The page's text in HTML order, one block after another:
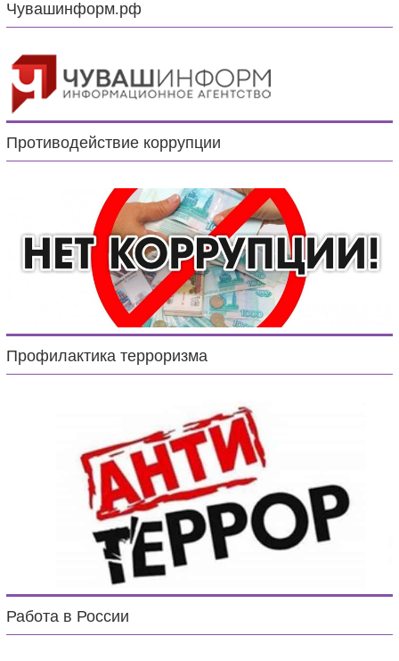
Чувашинформ.рф
Противодействие коррупции
Профилактика терроризма
Работа в России